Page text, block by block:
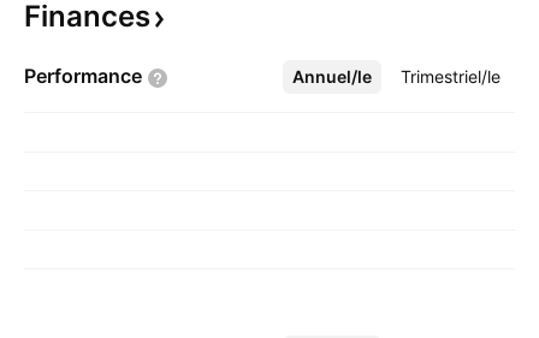
Finances
Performance Annuel/le Trimestriel/le
Plus